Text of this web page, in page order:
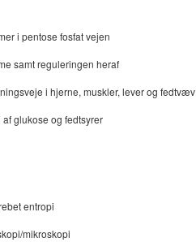
i pentose fosfat vejen
samt reguleringen heraf
i hjerne, muskler, lever og fedtvæv
glukose og fedtsyrer
entropi
mikroskopi